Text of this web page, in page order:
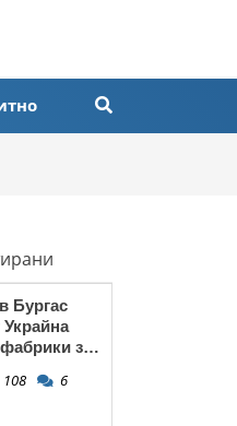
Бургас
за
108 6